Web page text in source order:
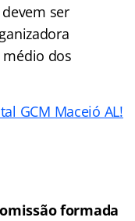
ser
médio dos
GCM Maceió AL!
formada